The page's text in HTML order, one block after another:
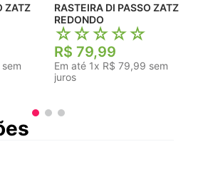
ZATZ
sem
RASTEIRA DI PASSO ZATZ
REDONDO
☆☆☆☆☆
R$ 79,99
Em até 1x R$ 79,99 sem
juros